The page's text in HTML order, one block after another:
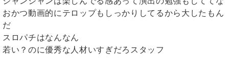
おかつ動画的にテロップもしっかりしてるから大したもん
だ
スロパチはなんなん
若い？のに優秀な人材いすぎだろスタッフ